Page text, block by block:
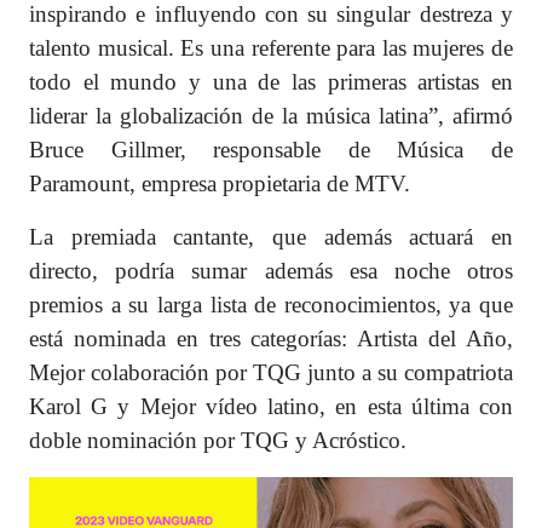
inspirando e influyendo con su singular destreza y
talento musical. Es una referente para las mujeres de
todo el mundo y una de las primeras artistas en
liderar la globalización de la música latina”, afirmó
Bruce Gillmer, responsable de Música de
Paramount, empresa propietaria de MTV.
La premiada cantante, que además actuará en
directo, podría sumar además esa noche otros
premios a su larga lista de reconocimientos, ya que
está nominada en tres categorías: Artista del Año,
Mejor colaboración por TQG junto a su compatriota
Karol G y Mejor vídeo latino, en esta última con
doble nominación por TQG y Acróstico.